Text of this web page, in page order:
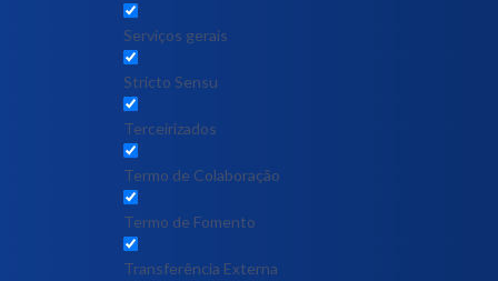
Serviços gerais
Stricto Sensu
Terceirizados
Termo de Colaboração
Termo de Fomento
Transferência Externa